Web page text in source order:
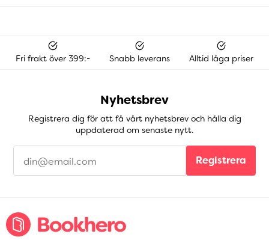
Fri frakt över 399:- Snabb leverans Alltid låga priser
Nyhetsbrev
Registrera dig för att få vårt nyhetsbrev och hålla dig
uppdaterad om senaste nytt.
Registrera